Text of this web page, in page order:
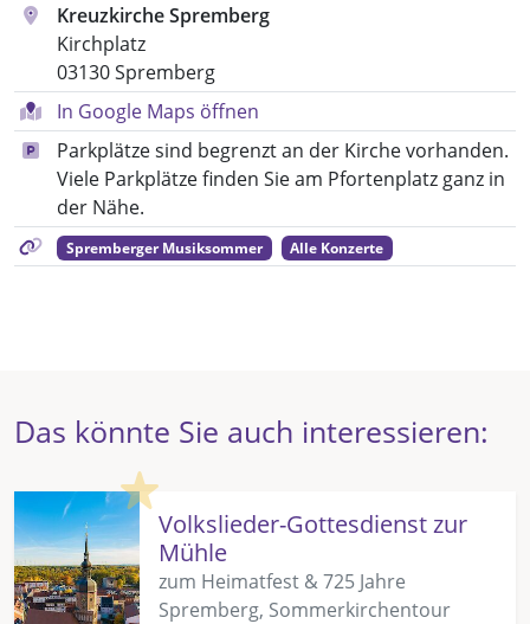
Kreuzkirche Spremberg
Kirchplatz
03130 Spremberg
In Google Maps öffnen
Parkplätze sind begrenzt an der Kirche vorhanden.
Viele Parkplätze finden Sie am Pfortenplatz ganz in
der Nähe.
Spremberger Musiksommer Alle Konzerte
Das könnte Sie auch interessieren:
Highlight
Volkslieder-Gottesdienst zur
Mühle
zum Heimatfest & 725 Jahre
Spremberg, Sommerkirchentour